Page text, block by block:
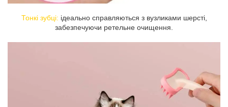
Тонкі зубці: ідеально справляються з вузликами шерсті,
забезпечуючи ретельне очищення.